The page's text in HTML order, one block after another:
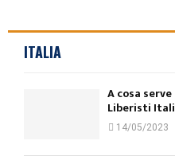
ITALIA
A cosa
Liberisti
14/05/2023